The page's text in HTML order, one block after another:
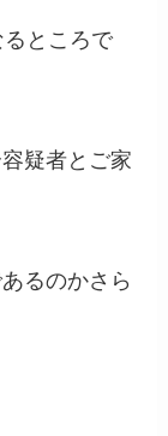
ところで
疑者とご家
るのかさら